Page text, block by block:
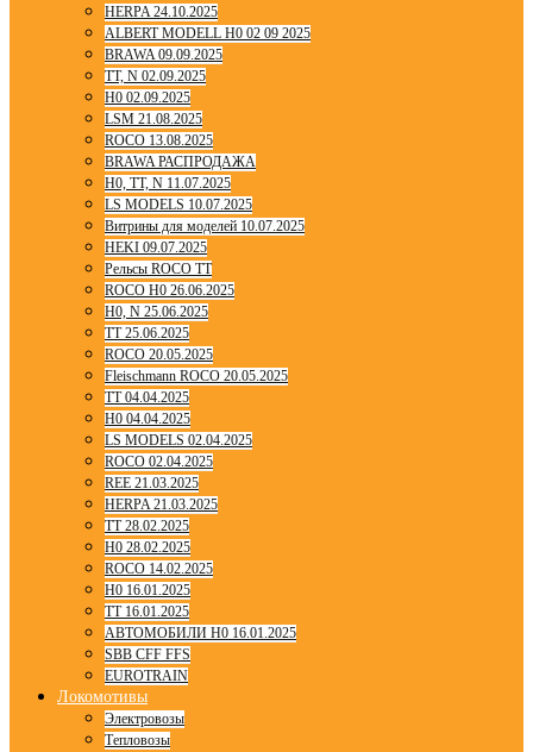
HERPA 24.10.2025
ALBERT MODELL H0 02 09 2025
BRAWA 09.09.2025
TT, N 02.09.2025
H0 02.09.2025
LSM 21.08.2025
ROCO 13.08.2025
BRAWA РАСПРОДАЖА
H0, TT, N 11.07.2025
LS MODELS 10.07.2025
Витрины для моделей 10.07.2025
HEKI 09.07.2025
Рельсы ROCO TT
ROCO H0 26.06.2025
H0, N 25.06.2025
TT 25.06.2025
ROCO 20.05.2025
Fleischmann ROCO 20.05.2025
TT 04.04.2025
H0 04.04.2025
LS MODELS 02.04.2025
ROCO 02.04.2025
REE 21.03.2025
HERPA 21.03.2025
TT 28.02.2025
H0 28.02.2025
ROCO 14.02.2025
H0 16.01.2025
TT 16.01.2025
АВТОМОБИЛИ H0 16.01.2025
SBB CFF FFS
EUROTRAIN
Локомотивы
Электровозы
Тепловозы